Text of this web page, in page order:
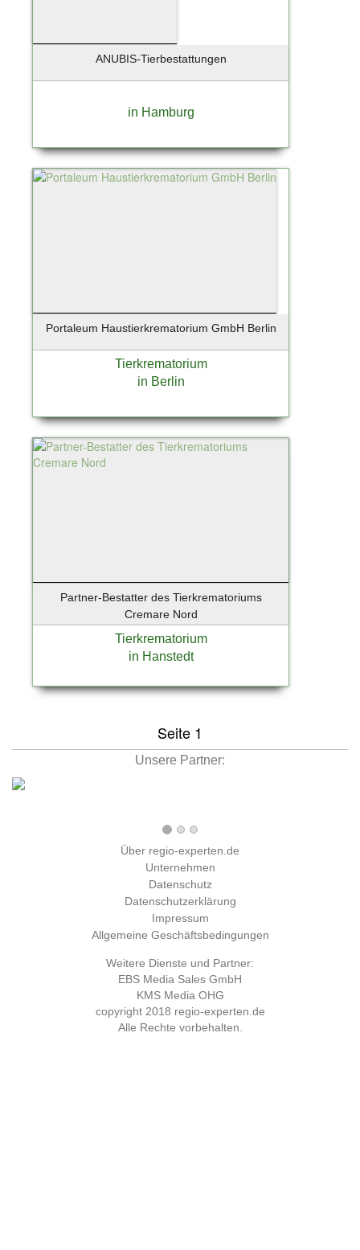
ANUBIS-Tierbestattungen
in Hamburg
Portaleum Haustierkrematorium GmbH Berlin
Tierkrematorium
in Berlin
Partner-Bestatter des Tierkrematoriums
Cremare Nord
Tierkrematorium
in Hanstedt
Seite 1
Unsere Partner:
Über regio-experten.de
Unternehmen
Datenschutz
Datenschutzerklärung
Impressum
Allgemeine Geschäftsbedingungen
Weitere Dienste und Partner:
EBS Media Sales GmbH
KMS Media OHG
copyright 2018 regio-experten.de
Alle Rechte vorbehalten.